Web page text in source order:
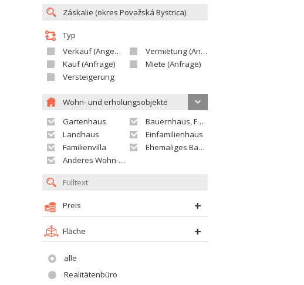
Typ
Verkauf (Angebot)
Vermietung (Angebot)
Kauf (Anfrage)
Miete (Anfrage)
Versteigerung
Wohn- und erholungsobjekte
Gartenhaus
Bauernhaus, Ferienhaus
Landhaus
Einfamilienhaus
Familienvilla
Ehemaliges Bauerngut
Anderes Wohn- oder Ferienobjekt
Preis
Fläche
alle
Realitätenbüro